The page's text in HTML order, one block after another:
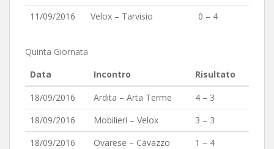
11/09/2016
Velox – Tarvisio 0 – 4
Quinta Giornata
Data
Incontro
Risultato
18/09/2016
Ardita – Arta Terme
4 – 3
18/09/2016
Mobilieri – Velox
3 – 3
18/09/2016
Ovarese – Cavazzo
1 – 4